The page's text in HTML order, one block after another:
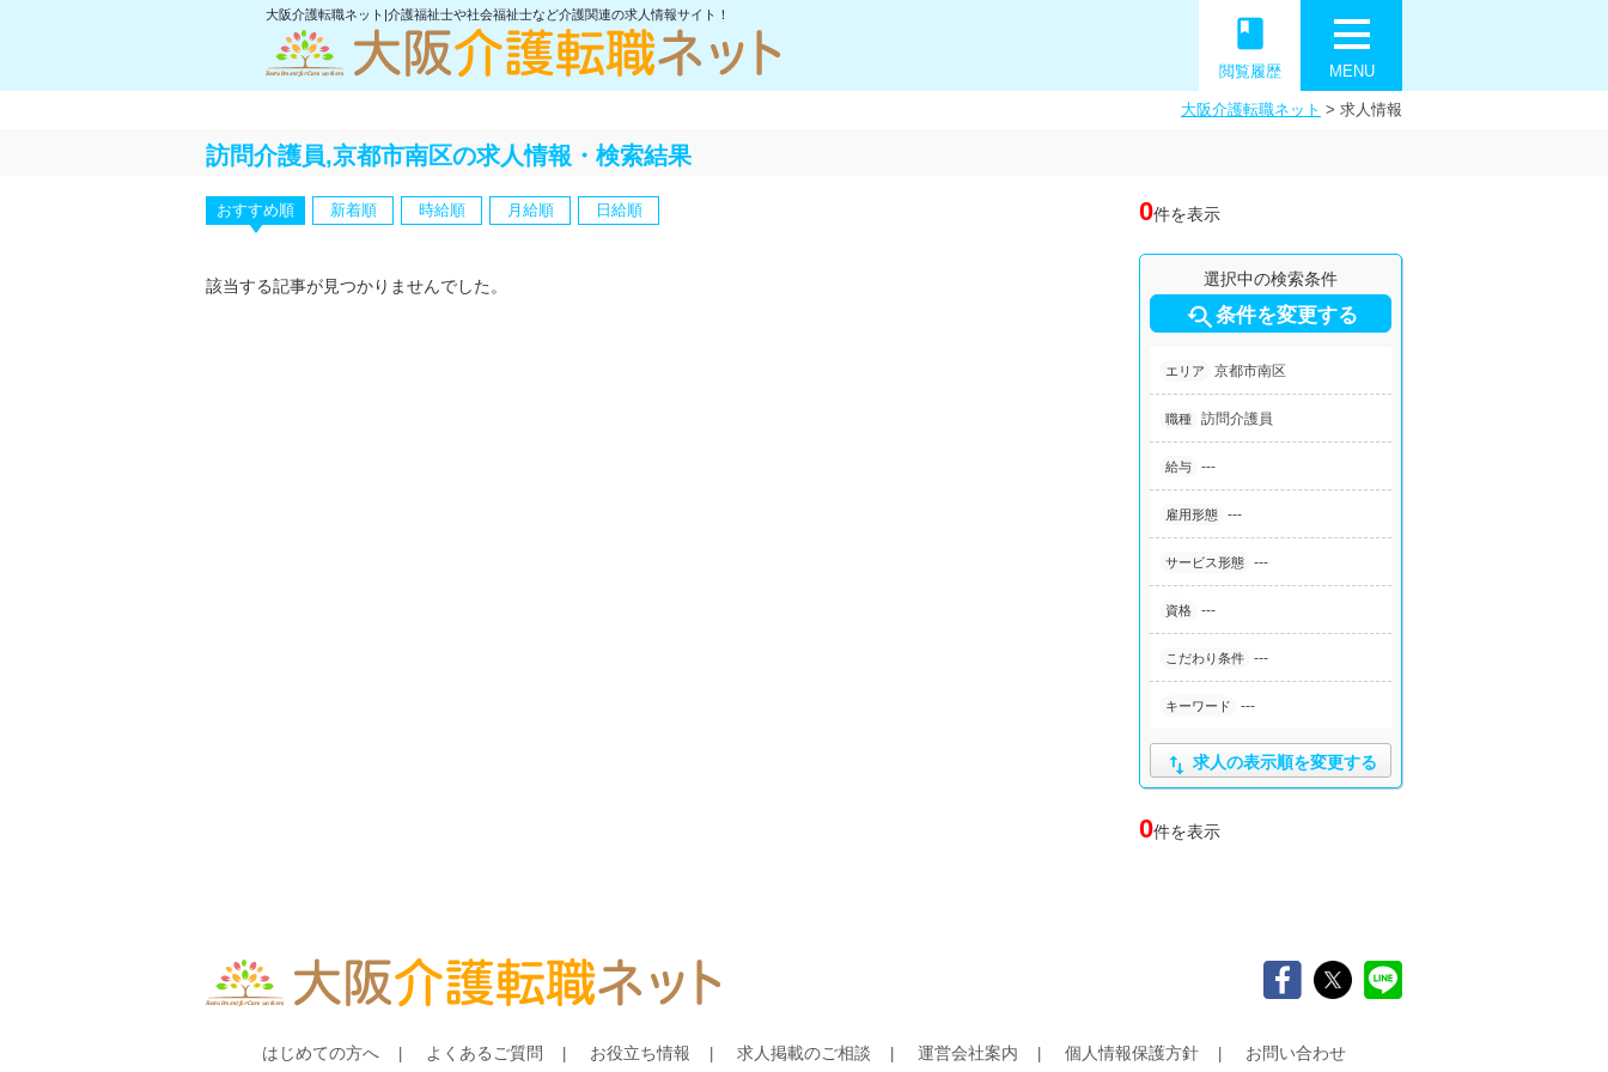
大阪介護転職ネット|介護福祉士や社会福祉士など介護関連の求人情報サイト！
MENU
book
閲覧履歴
大阪介護転職ネット > 求人情報
訪問介護員,京都市南区の求人情報・検索結果
0件を表示
おすすめ順 新着順 時給順 月給順 日給順
選択中の検索条件
条件を変更する
エリア 京都市南区
職種 訪問介護員
給与 ---
雇用形態 ---
サービス形態 ---
資格 ---
こだわり条件 ---
キーワード ---
 求人の表示順を変更する
該当する記事が見つかりませんでした。
0件を表示
はじめての方へ よくあるご質問 お役立ち情報 求人掲載のご相談 運営会社案内 個人情報保護方針 お問い合わせ